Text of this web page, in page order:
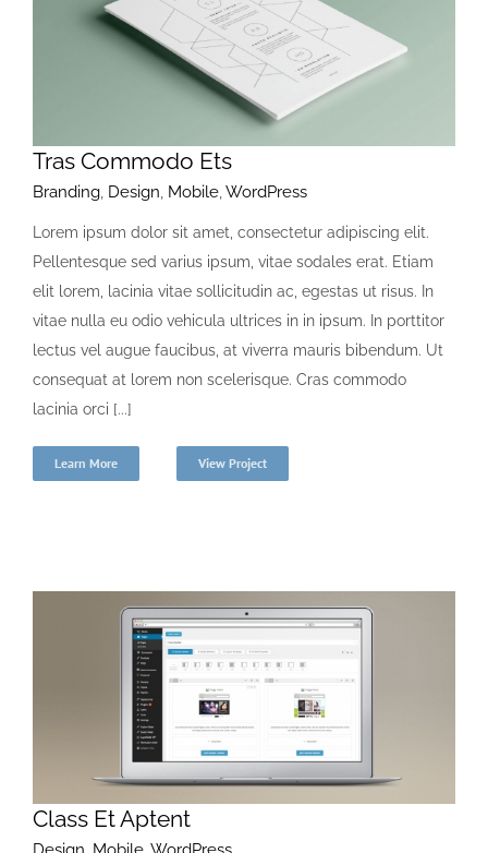
Tras Commodo Ets
Branding, Design, Mobile,WordPress
Lorem ipsum dolor sit amet, consectetur adipiscing elit.
Pellentesque sed varius ipsum, vitae sodales erat. Etiam
elit lorem, lacinia vitae sollicitudin ac, egestas ut risus. In
vitae nulla eu odio vehicula ultrices in in ipsum. In porttitor
lectus vel augue faucibus, at viverra mauris bibendum. Ut
consequat at lorem non scelerisque. Cras commodo
lacinia orci [...]
Learn More View Project
Class Et Aptent